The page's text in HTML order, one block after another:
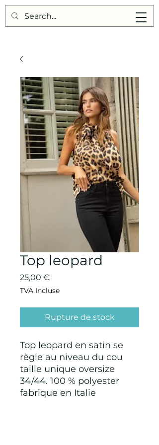
Points de Suture
Top leopard
25,00 €
TVA Incluse
Rupture de stock
Top leopard en satin se
règle au niveau du cou
taille unique oversize
34/44. 100 % polyester
fabrique en Italie